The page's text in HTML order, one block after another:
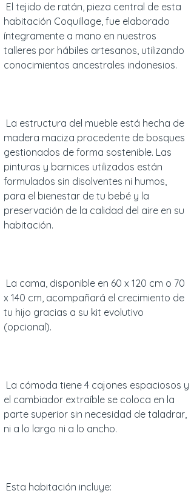
El tejido de ratán, pieza central de esta
habitación Coquillage, fue elaborado
íntegramente a mano en nuestros
talleres por hábiles artesanos, utilizando
conocimientos ancestrales indonesios.
La estructura del mueble está hecha de
madera maciza procedente de bosques
gestionados de forma sostenible. Las
pinturas y barnices utilizados están
formulados sin disolventes ni humos,
para el bienestar de tu bebé y la
preservación de la calidad del aire en su
habitación.
La cama, disponible en 60 x 120 cm o 70
x 140 cm, acompañará el crecimiento de
tu hijo gracias a su kit evolutivo
(opcional).
La cómoda tiene 4 cajones espaciosos y
el cambiador extraíble se coloca en la
parte superior sin necesidad de taladrar,
ni a lo largo ni a lo ancho.
Esta habitación incluye: